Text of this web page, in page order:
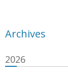
Archives
2026